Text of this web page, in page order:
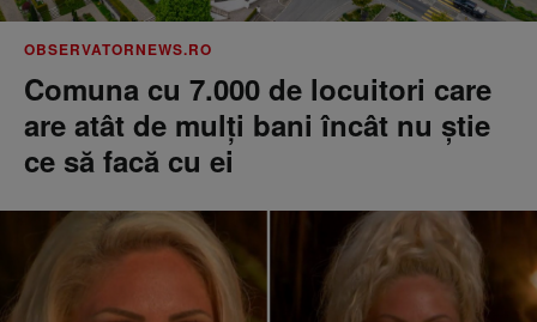
OBSERVATORNEWS.RO
Comuna cu 7.000 de locuitori care
are atât de mulți bani încât nu știe
ce să facă cu ei